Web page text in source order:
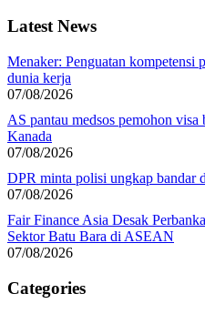
Latest News
Menaker: Penguatan kompetensi
dunia kerja
07/08/2026
AS pantau medsos pemohon
Kanada
07/08/2026
DPR minta polisi ungkap bandar
07/08/2026
Fair Finance Asia Desak
Sektor Batu Bara di ASEAN
07/08/2026
Categories